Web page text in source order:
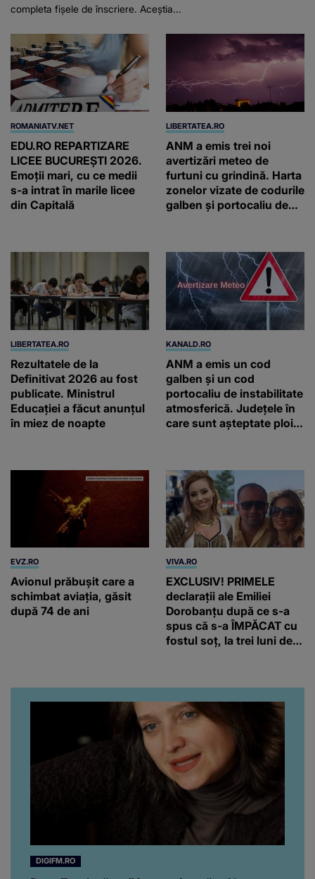
completa fișele de înscriere. Aceștia...
ROMANIATV.NET
EDU.RO REPARTIZARE
LICEE BUCUREŞTI 2026.
Emoţii mari, cu ce medii
s-a intrat în marile licee
din Capitală
LIBERTATEA.RO
ANM a emis trei noi
avertizări meteo de
furtuni cu grindină. Harta
zonelor vizate de codurile
galben și portocaliu de
LIBERTATEA.RO
Rezultatele de la
Definitivat 2026 au fost
publicate. Ministrul
Educației a făcut anunțul
în miez de noapte
KANALD.RO
ANM a emis un cod
galben și un cod
portocaliu de instabilitate
atmosferică. Județele în
care sunt așteptate ploi
EVZ.RO
Avionul prăbușit care a
schimbat aviația, găsit
după 74 de ani
VIVA.RO
EXCLUSIV! PRIMELE
declarații ale Emiliei
Dorobanțu după ce s-a
spus că s-a ÎMPĂCAT cu
fostul soț, la trei luni de
artistă i-a lăsat MASCĂ
pe toți. De data aceasta,
chiar a rupt tăcerea:
”Poate că aveam să ne
spunem, să ne...”
DIGIFM.RO